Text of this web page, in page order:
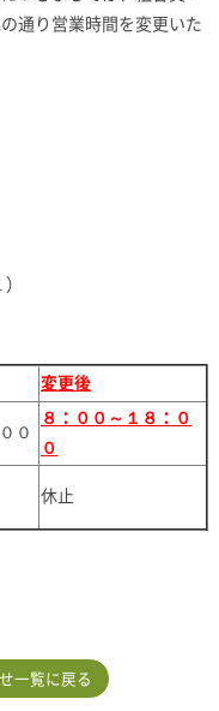
通り営業時間を変更いた
変更後
０
８：００～１８：０
０
休止
一覧に戻る